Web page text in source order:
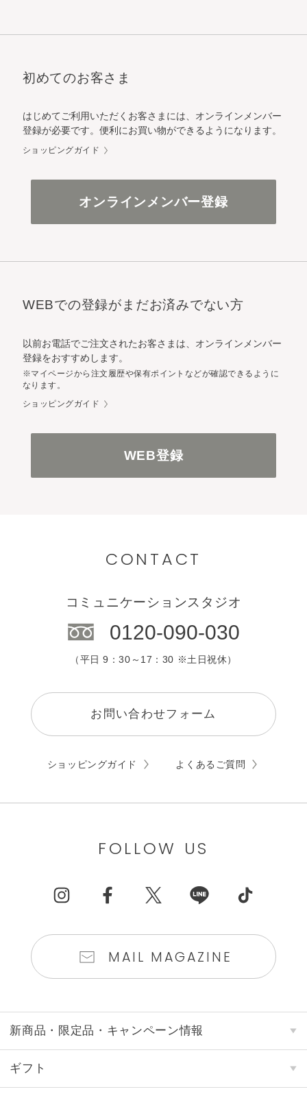
初めてのお客さま
はじめてご利用いただくお客さまには、オンラインメンバー
登録が必要です。便利にお買い物ができるようになります。
ショッピングガイド
オンラインメンバー登録
WEBでの登録がまだお済みでない方
以前お電話でご注文されたお客さまは、オンラインメンバー
登録をおすすめします。
※マイページから注文履歴や保有ポイントなどが確認できるように
なります。
ショッピングガイド
WEB登録
CONTACT
コミュニケーションスタジオ
0120-090-030
（平日 9：30～17：30 ※土日祝休）
お問い合わせフォーム
ショッピングガイド よくあるご質問
FOLLOW US
MAIL MAGAZINE
新商品・限定品・キャンペーン情報
ギフト